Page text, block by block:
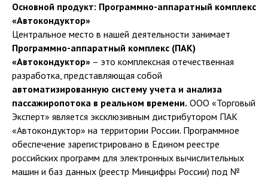
Основной продукт: Программно-аппаратный комплекс
«Автокондуктор»
Центральное место в нашей деятельности занимает
Программно-аппаратный комплекс (ПАК)
«Автокондуктор» – это комплексная отечественная
разработка, представляющая собой
автоматизированную систему учета и анализа
пассажиропотока в реальном времени. ООО «Торговый
Эксперт» является эксклюзивным дистрибутором ПАК
«Автокондуктор» на территории России. Программное
обеспечение зарегистрировано в Едином реестре
российских программ для электронных вычислительных
машин и баз данных (реестр Минцифры России) под №